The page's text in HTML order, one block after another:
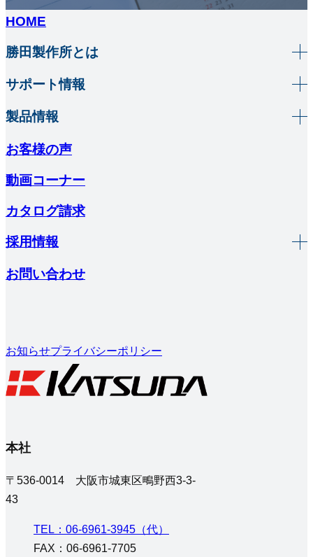
本社
〒536-0014 大阪市城東区鴫野西3-3-
43
TEL：06-6961-3945（代）
FAX：06-6961-7705
HOME
勝田製作所とは
サポート情報
製品情報
お客様の声
動画コーナー
カタログ請求
採用情報
お問い合わせ
お知らせプライバシーポリシー